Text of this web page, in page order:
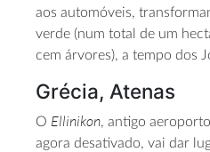
aos automóveis,
verde (num total de um
cem árvores), a tempo dos
Grécia, Atenas
O Ellinikon, antigo
agora desativado, vai dar